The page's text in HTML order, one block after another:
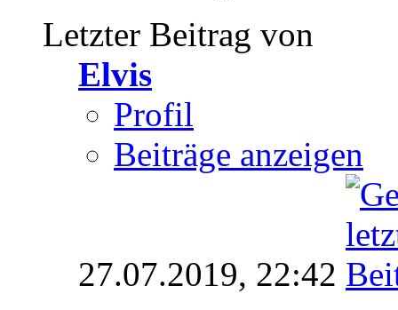
Letzter Beitrag von
Elvis
Profil
Beiträge anzeigen
27.07.2019, 22:42